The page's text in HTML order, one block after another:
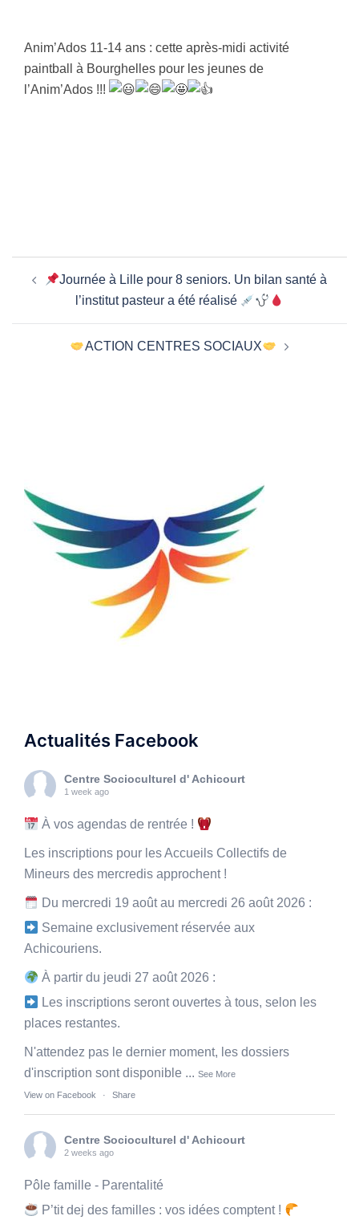
Anim’Ados 11-14 ans : cette après-midi activité
paintball à Bourghelles pour les jeunes de
l’Anim’Ados !!!
Navigation
d’articleJournée à Lille pour 8 seniors. Un bilan santé à
l’institut pasteur a été réalisé
ACTION CENTRES SOCIAUX
Actualités Facebook
Centre Socioculturel d' Achicourt
1 week ago
À vos agendas de rentrée !
Les inscriptions pour les Accueils Collectifs de
Mineurs des mercredis approchent !
Du mercredi 19 août au mercredi 26 août 2026 :
Semaine exclusivement réservée aux
Achicouriens.
À partir du jeudi 27 août 2026 :
Les inscriptions seront ouvertes à tous, selon les
places restantes.
N'attendez pas le dernier moment, les dossiers
d'inscription sont disponible ... See More
View on Facebook · Share
Centre Socioculturel d' Achicourt
2 weeks ago
Pôle famille - Parentalité
P’tit dej des familles : vos idées comptent !